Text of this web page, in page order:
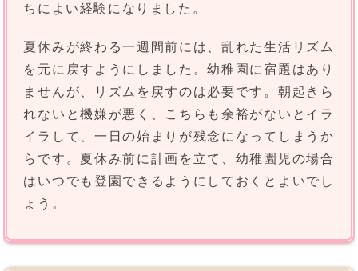
ちによい経験になりました。
夏休みが終わる一週間前には、乱れた生活リズム
を元に戻すようにしました。幼稚園に宿題はあり
ませんが、リズムを戻すのは必要です。朝起きら
れないと機嫌が悪く、こちらも余裕がないとイラ
イラして、一日の始まりが残念になってしまうか
らです。夏休み前に計画を立て、幼稚園児の場合
はいつでも登園できるようにしておくとよいでし
ょう。